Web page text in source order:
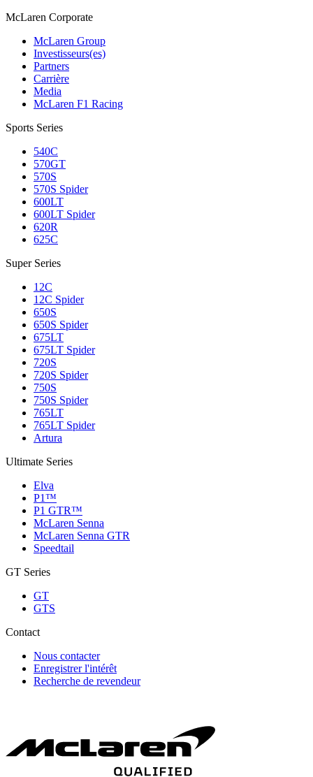
McLaren Corporate
McLaren Group
Investisseurs(es)
Partners
Carrière
Media
McLaren F1 Racing
Sports Series
540C
570GT
570S
570S Spider
600LT
600LT Spider
620R
625C
Super Series
12C
12C Spider
650S
650S Spider
675LT
675LT Spider
720S
720S Spider
750S
750S Spider
765LT
765LT Spider
Artura
Ultimate Series
Elva
P1™
P1 GTR™
McLaren Senna
McLaren Senna GTR
Speedtail
GT Series
GT
GTS
Contact
Nous contacter
Enregistrer l'intérêt
Recherche de revendeur